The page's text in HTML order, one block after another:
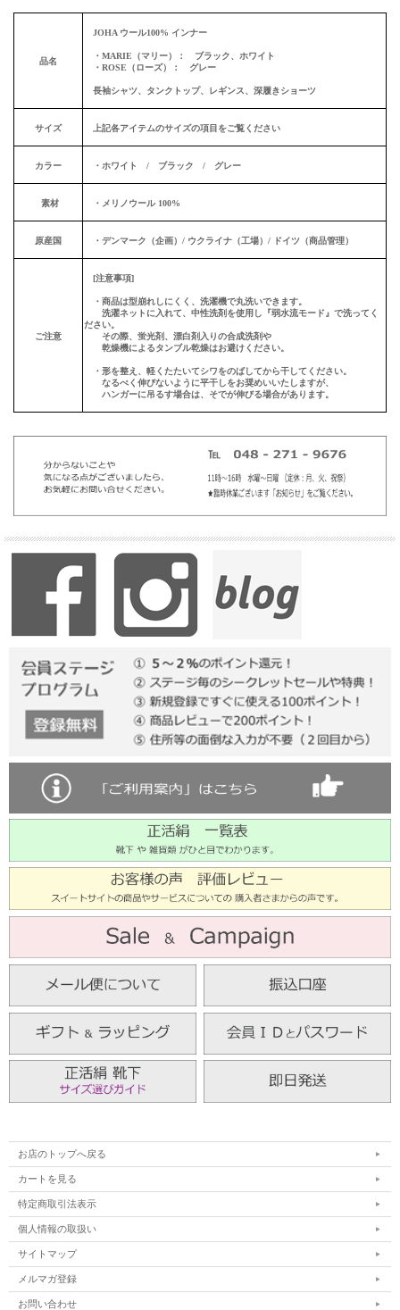
品名
JOHA ウール100% インナー
・MARIE（マリー）： ブラック、ホワイト
・ROSE（ローズ）： グレー
長袖シャツ、タンクトップ、レギンス、深履きショーツ
サイズ 上記各アイテムのサイズの項目をご覧ください
カラー ・ホワイト / ブラック / グレー
素材 ・メリノウール 100%
原産国 ・デンマーク（企画）/ ウクライナ（工場）/ ドイツ（商品管理）
ご注意
[注意事項]
・商品は型崩れしにくく、洗濯機で丸洗いできます。
洗濯ネットに入れて、中性洗剤を使用し『弱水流モード』で洗ってく
ださい。
その際、蛍光剤、漂白剤入りの合成洗剤や
乾燥機によるタンブル乾燥はお避けください。
・形を整え、軽くたたいてシワをのばしてから干してください。
なるべく伸びないように平干しをお奨めいいたしますが、
ハンガーに吊るす場合は、そでが伸びる場合があります。
お店のトップへ戻る
カートを見る
特定商取引法表示
個人情報の取扱い
サイトマップ
メルマガ登録
お問い合わせ